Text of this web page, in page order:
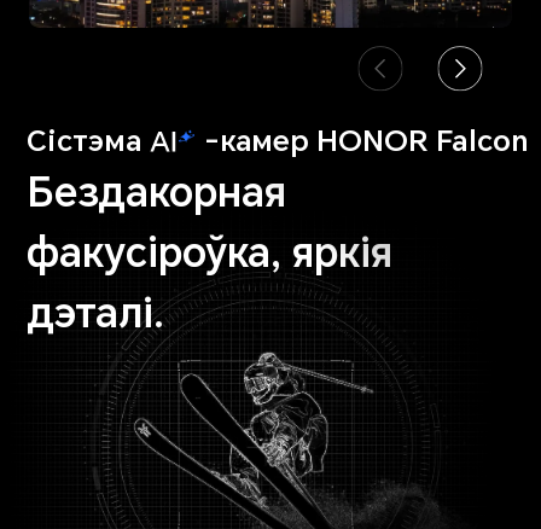
Сiстэма -камер HONOR Falcon
Бездакорная
факусiроўка, яркія
дэталі.